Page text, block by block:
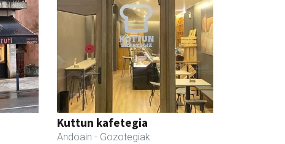
Kuttun kafetegia
Andoain - Gozotegiak